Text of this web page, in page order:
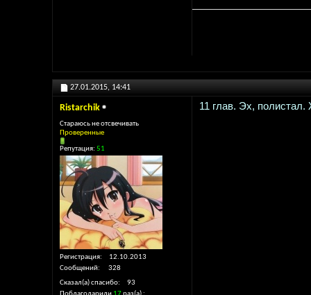
27.01.2015, 14:41
Ristarchik
Стараюсь не отсвечивать
Проверенные
Репутация: 51
Регистрация
12.10.2013
Сообщений
328
Сказал(а) спасибо
93
11 глав. Эх,